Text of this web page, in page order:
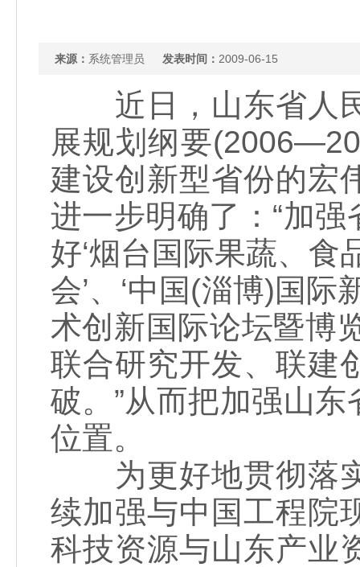
来源： 系统管理员 发表时间： 2009-06-15
近日，山东省人民
展规划纲要
建设创新型省份的宏
进一步明确了：“加
好‘烟台国际果蔬、食
会’、‘中国(淄博)国际
术创新国际论坛暨博
联合研究开发、联建
破。”从而把加强山
位置。
为更好地贯彻落实
续加强与中国工程院
科技资源与山东产业